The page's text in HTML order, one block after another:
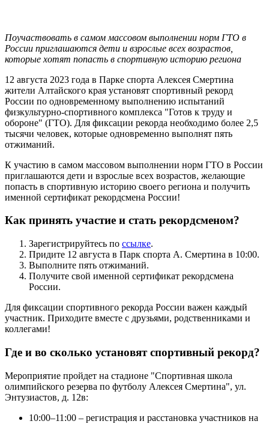
Поучаствовать в самом массовом выполнении норм ГТО в
России приглашаются дети и взрослые всех возрастов,
которые хотят попасть в спортивную историю региона
12 августа 2023 года в Парке спорта Алексея Смертина
жители Алтайского края установят спортивный рекорд
России по одновременному выполнению испытаний
физкультурно-спортивного комплекса "Готов к труду и
обороне" (ГТО). Для фиксации рекорда необходимо более 2,5
тысячи человек, которые одновременно выполнят пять
отжиманий.
К участию в самом массовом выполнении норм ГТО в России
приглашаются дети и взрослые всех возрастов, желающие
попасть в спортивную историю своего региона и получить
именной сертификат рекордсмена России!
Как принять участие и стать рекордсменом?
Зарегистрируйтесь по ссылке.
Придите 12 августа в Парк спорта А. Смертина в 10:00.
Выполните пять отжиманий.
Получите свой именной сертификат рекордсмена
России.
Для фиксации спортивного рекорда России важен каждый
участник. Приходите вместе с друзьями, родственниками и
коллегами!
Где и во сколько установят спортивный рекорд?
Мероприятие пройдет на стадионе "Спортивная школа
олимпийского резерва по футболу Алексея Смертина", ул.
Энтузиастов, д. 12в:
10:00–11:00 – регистрация и расстановка участников на